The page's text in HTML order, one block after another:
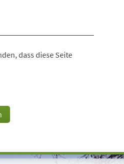
dass diese Seite